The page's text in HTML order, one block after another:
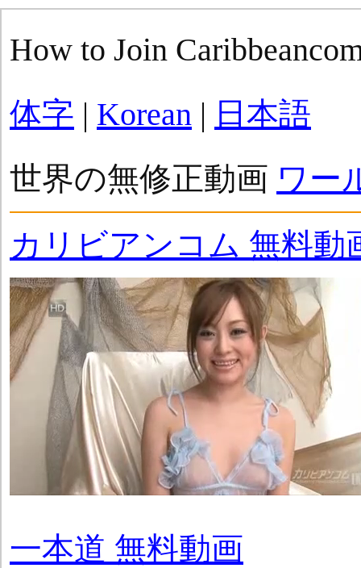
How to Join
体字 | Korean | 日本語
世界の無修正動画 ワー
カリビアンコム 無料動
一本道 無料動画